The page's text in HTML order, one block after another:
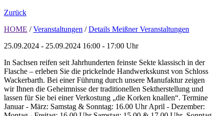
Zurück
HOME / Veranstaltungen / Details Meißner Veranstaltungen
25.09.2024 - 25.09.2024 16:00 - 17:00 Uhr
In Sachsen reifen seit Jahrhunderten feinste Sekte klassisch in der
Flasche – erleben Sie die prickelnde Handwerkskunst von Schloss
Wackerbarth. Bei einer Führung durch unsere Manufaktur zeigen
wir Ihnen die Geheimnisse der traditionellen Sektherstellung und
lassen für Sie bei einer Verkostung „die Korken knallen“. Termine
Januar - März: Samstag & Sonntag: 16.00 Uhr April - Dezember: